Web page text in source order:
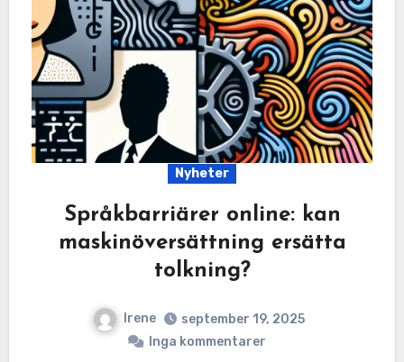
Nyheter
Språkbarriärer online: kan
maskinöversättning ersätta
tolkning?
Irene
september 19, 2025
Inga kommentarer